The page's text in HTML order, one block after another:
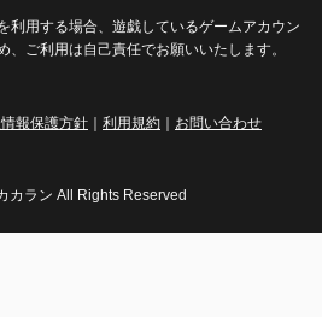
利用する場合、遊戯しているゲームアカウン
、ご利用は自己責任でお願いいたします。
報保護方針 ｜ 利用規約 ｜ お問い合わせ
カラン All Rights Reserved